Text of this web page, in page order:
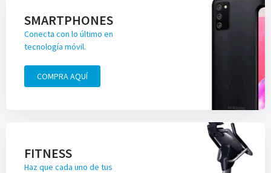
SMARTPHONES
Conecta con lo último en
tecnología móvil.
COMPRA AQUÍ
FITNESS
Haz que cada uno de tus